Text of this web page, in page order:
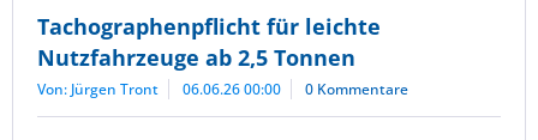
Tachographenpflicht für leichte
Nutzfahrzeuge ab 2,5 Tonnen
Von: Jürgen Tront 06.06.26 00:00 0 Kommentare